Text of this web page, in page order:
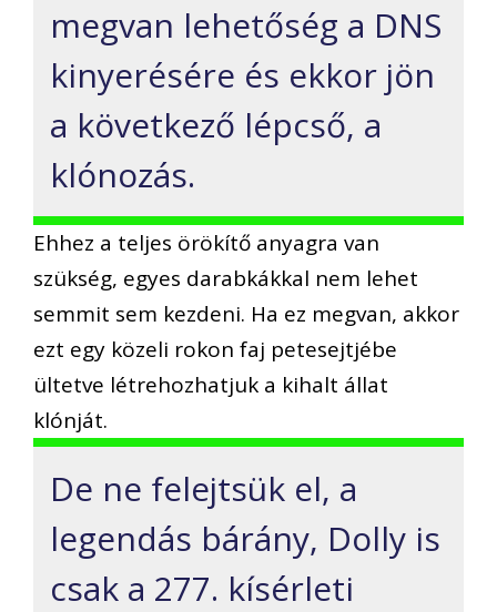
megvan lehetőség a DNS
kinyerésére és ekkor jön
a következő lépcső, a
klónozás.
Ehhez a teljes örökítő anyagra van
szükség, egyes darabkákkal nem lehet
semmit sem kezdeni. Ha ez megvan, akkor
ezt egy közeli rokon faj petesejtjébe
ültetve létrehozhatjuk a kihalt állat
klónját.
De ne felejtsük el, a
legendás bárány, Dolly is
csak a 277. kísérleti